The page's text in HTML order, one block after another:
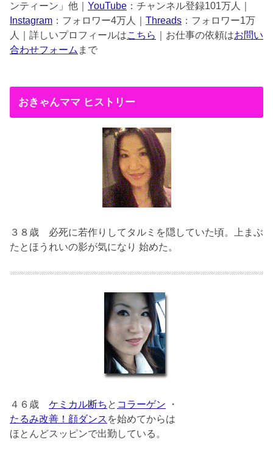
ンティーン」他｜ YouTube ：チャンネル登録101万人｜
Instagram ：フォロワー4万人｜ Threads ：フォロワー1万
人｜詳しいプロフィールはこちら ｜お仕事の依頼はお問い
合わせフォーム まで
おきゃんママ ヒストリー
３８歳 必死に若作りしてタルミを隠していた頃。上まぶ
たとほうれいの影が気になり 始めた。
４６歳 ケミカル断ち と コラーゲン ・
たるみ改善！顔ダンス を始めてからは
ほとんどスッピンで出勤している。